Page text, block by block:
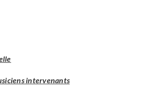
intervenants